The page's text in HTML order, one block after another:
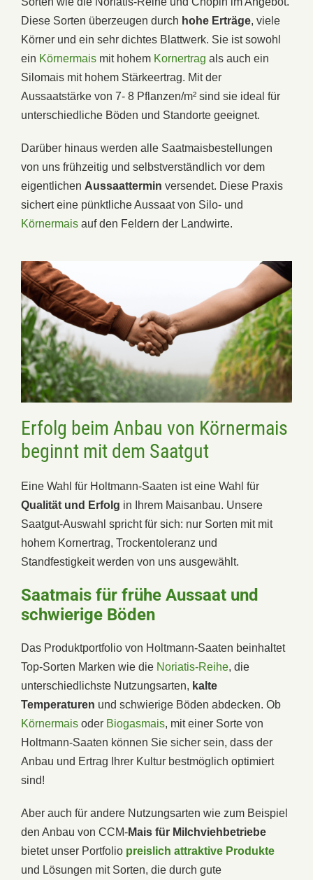
Diese Sorten überzeugen durch hohe Erträge, viele
Körner und ein sehr dichtes Blattwerk. Sie ist sowohl
ein Körnermais mit hohem Kornertrag als auch ein
Silomais mit hohem Stärkeertrag. Mit der
Aussaatstärke von 7- 8 Pflanzen/m² sind sie ideal für
unterschiedliche Böden und Standorte geeignet.
Darüber hinaus werden alle Saatmaisbestellungen
von uns frühzeitig und selbstverständlich vor dem
eigentlichen Aussaattermin versendet. Diese Praxis
sichert eine pünktliche Aussaat von Silo- und
Körnermais auf den Feldern der Landwirte.
Erfolg beim Anbau von Körnermais
beginnt mit dem Saatgut
Eine Wahl für Holtmann-Saaten ist eine Wahl für
Qualität und Erfolg in Ihrem Maisanbau. Unsere
Saatgut-Auswahl spricht für sich: nur Sorten mit mit
hohem Kornertrag, Trockentoleranz und
Standfestigkeit werden von uns ausgewählt.
Saatmais für frühe Aussaat und
schwierige Böden
Das Produktportfolio von Holtmann-Saaten beinhaltet
Top-Sorten Marken wie die Noriatis-Reihe, die
unterschiedlichste Nutzungsarten, kalte
Temperaturen und schwierige Böden abdecken. Ob
Körnermais oder Biogasmais, mit einer Sorte von
Holtmann-Saaten können Sie sicher sein, dass der
Anbau und Ertrag Ihrer Kultur bestmöglich optimiert
sind!
Aber auch für andere Nutzungsarten wie zum Beispiel
den Anbau von CCM-Mais für Milchviehbetriebe
bietet unser Portfolio preislich attraktive Produkte
und Lösungen mit Sorten, die durch gute